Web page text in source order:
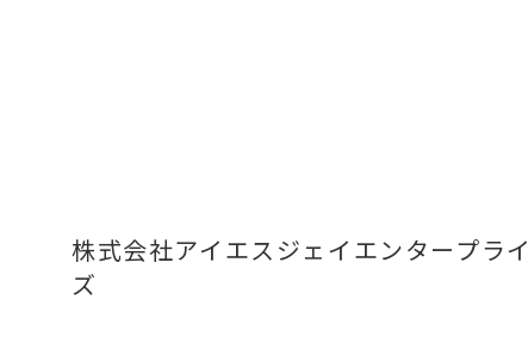
株式会社アイエスジェイエンタープライ
ズ